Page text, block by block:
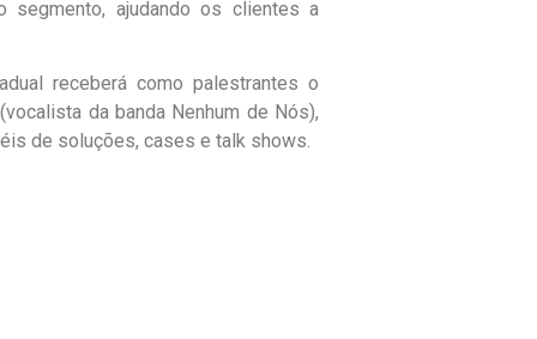
ajudando os clientes a
receberá como palestrantes o
da banda Nenhum de Nós),
de soluções, cases e talk shows.